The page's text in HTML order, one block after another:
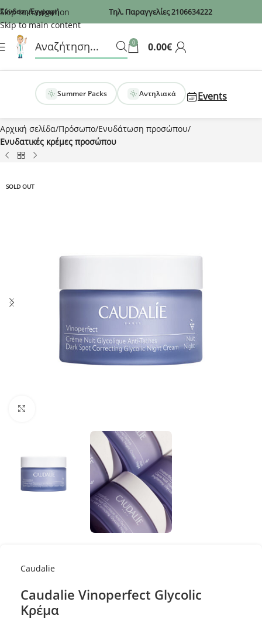
Recaptcha
Skip to navigation
Skip to main content
Σύνδεση/Εγγραφή Τηλ. Παραγγελίες2106634222
0 0.00€
Summer Packs Αντηλιακά Events
Αρχική σελίδα Πρόσωπο Ενυδάτωση προσώπου
Ενυδατικές κρέμες προσώπου
SOLD OUT
Caudalie
Caudalie Vinoperfect Glycolic
Κρέμα